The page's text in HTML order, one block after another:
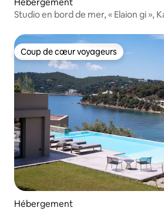
Studio en bord de mer, « Elaion gi »,
Coup de cœur voyageurs
Coup de cœur voyageurs
Hébergement